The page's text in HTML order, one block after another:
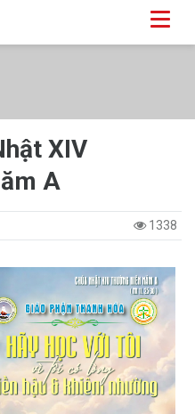
XIV
A
1338